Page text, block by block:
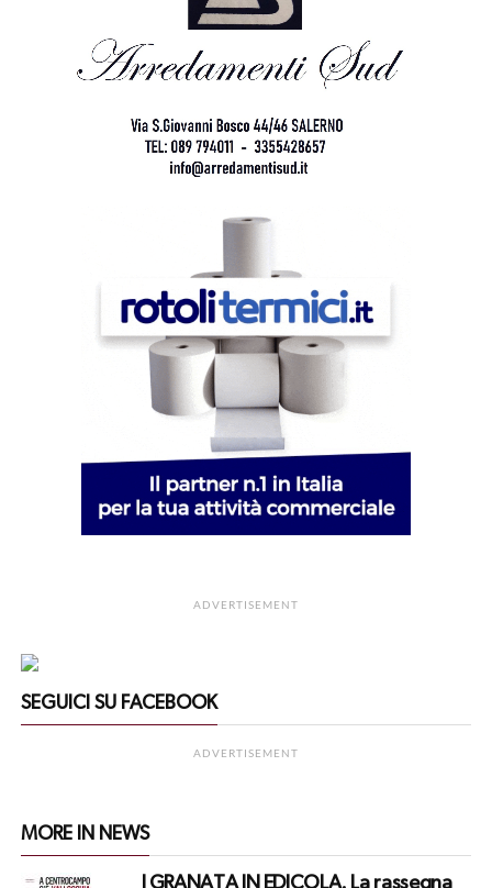
ADVERTISEMENT
SEGUICI SU FACEBOOK
ADVERTISEMENT
MORE IN NEWS